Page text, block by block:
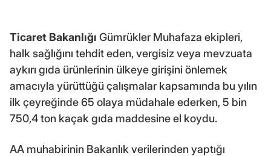
Ticaret Bakanlığı Gümrükler Muhafaza ekipleri,
halk sağlığını tehdit eden, vergisiz veya mevzuata
aykırı gıda ürünlerinin ülkeye girişini önlemek
amacıyla yürüttüğü çalışmalar kapsamında bu yılın
ilk çeyreğinde 65 olaya müdahale ederken, 5 bin
750,4 ton kaçak gıda maddesine el koydu.
AA muhabirinin Bakanlık verilerinden yaptığı